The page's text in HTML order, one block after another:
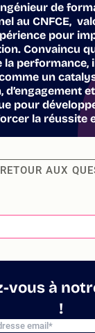
de
au CNFCE,
pour
Convaincu
performance,
un
d’engagement
pour
la réussite
RETOUR AUX
vous à
!